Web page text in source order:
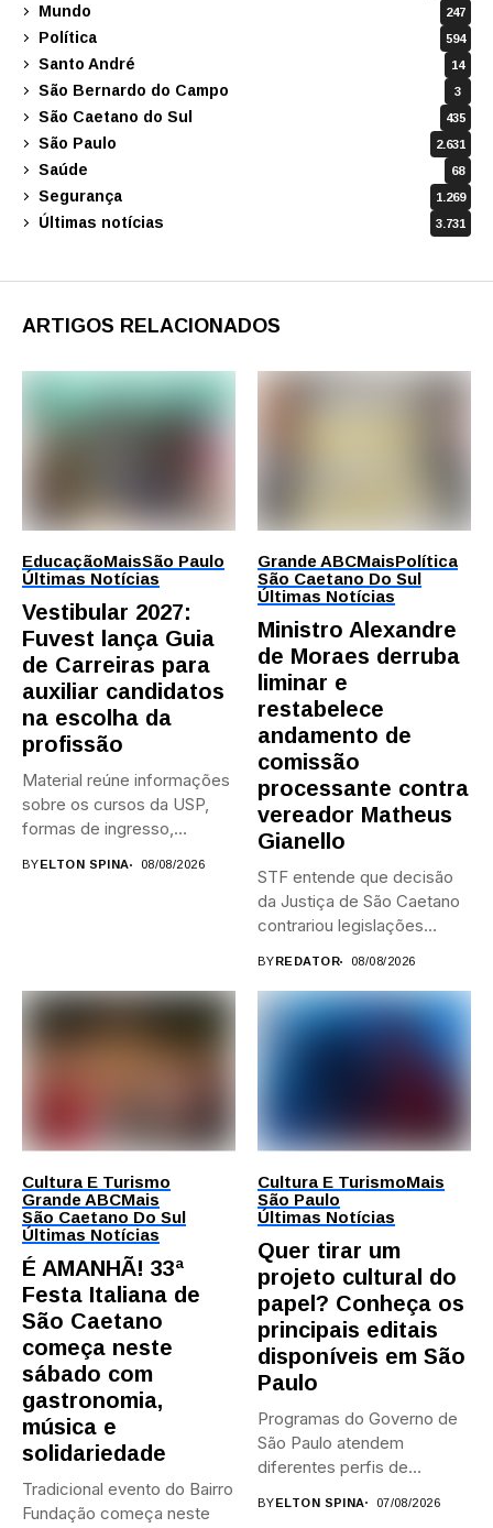
Mundo 247
Política 594
Santo André 14
São Bernardo do Campo 3
São Caetano do Sul 435
São Paulo 2.631
Saúde 68
Segurança 1.269
Últimas notícias 3.731
ARTIGOS RELACIONADOS
EducaçãoMaisSão Paulo
Últimas Notícias
Vestibular 2027:
Fuvest lança Guia
de Carreiras para
auxiliar candidatos
na escolha da
profissão
Material reúne informações
sobre os cursos da USP,
formas de ingresso,
BYELTON SPINA 08/08/2026
Grande ABCMaisPolítica
São Caetano Do Sul
Últimas Notícias
Ministro Alexandre
de Moraes derruba
liminar e
restabelece
andamento de
comissão
processante contra
vereador Matheus
Gianello
STF entende que decisão
da Justiça de São Caetano
contrariou legislações
BYREDATOR 08/08/2026
Cultura E Turismo
Grande ABCMais
São Caetano Do Sul
Últimas Notícias
É AMANHÃ! 33ª
Festa Italiana de
São Caetano
começa neste
sábado com
gastronomia,
música e
solidariedade
Tradicional evento do Bairro
Fundação começa neste
Cultura E TurismoMais
São Paulo
Últimas Notícias
Quer tirar um
projeto cultural do
papel? Conheça os
principais editais
disponíveis em São
Paulo
Programas do Governo de
São Paulo atendem
diferentes perfis de
BYELTON SPINA 07/08/2026